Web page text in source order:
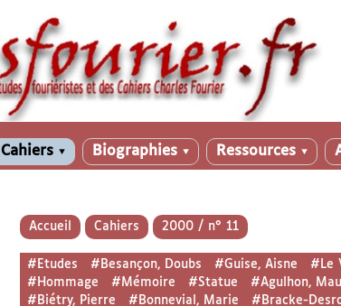
Cahiers ▼ Biographies ▼ Ressources ▼
Accueil Cahiers 2000 / n° 11
#Etudes #Besançon, Doubs #Guise, Aisne #Le
#Hommage
#Mémoire #Statue #Agulhon,
#Biétry, Pierre
#Bonnevial, Marie #Bracke-